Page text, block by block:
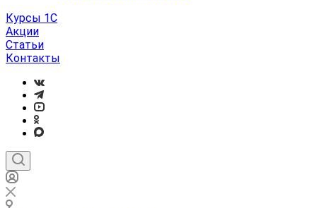
Курсы 1С
Акции
Статьи
Контакты